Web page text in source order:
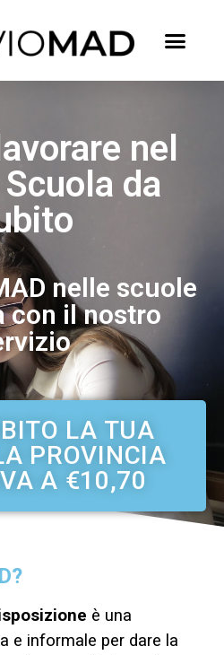
nel
da
nelle scuole
con il nostro
LA TUA
PROVINCIA
A €10,70
è una
e informale per dare la